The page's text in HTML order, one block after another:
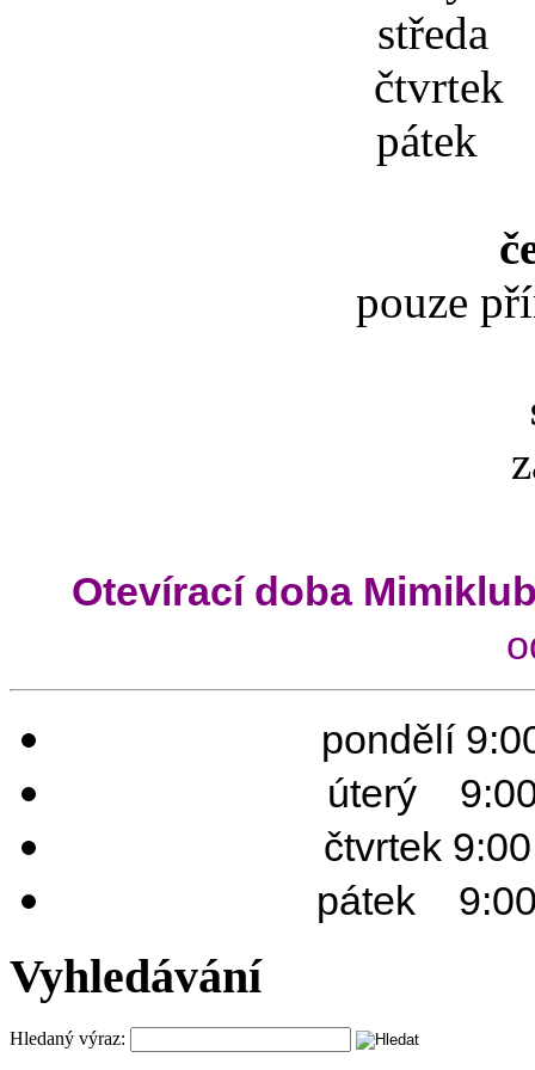
středa
čtvrtek
pátek
pouze
Otevírací doba
pondělí
úterý 9:00
čtvrtek
pátek
Vyhledávání
Hledaný výraz: